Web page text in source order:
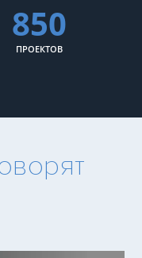
850
ПРОЕКТОВ